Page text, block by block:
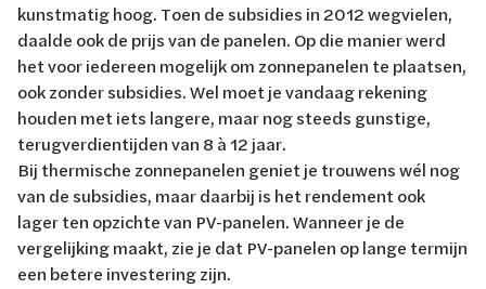
kunstmatig hoog. Toen de subsidies in 2012 wegvielen,
daalde ook de prijs van de panelen. Op die manier werd
het voor iedereen mogelijk om zonnepanelen te plaatsen,
ook zonder subsidies. Wel moet je vandaag rekening
houden met iets langere, maar nog steeds gunstige,
terugverdientijden van 8 à 12 jaar.
Bij thermische zonnepanelen geniet je trouwens wél nog
van de subsidies, maar daarbij is het rendement ook
lager ten opzichte van PV-panelen. Wanneer je de
vergelijking maakt, zie je dat PV-panelen op lange termijn
een betere investering zijn.